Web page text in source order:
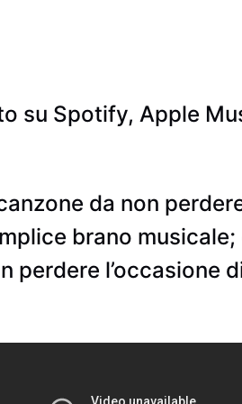
su Spotify, Apple
da non
brano
perdere